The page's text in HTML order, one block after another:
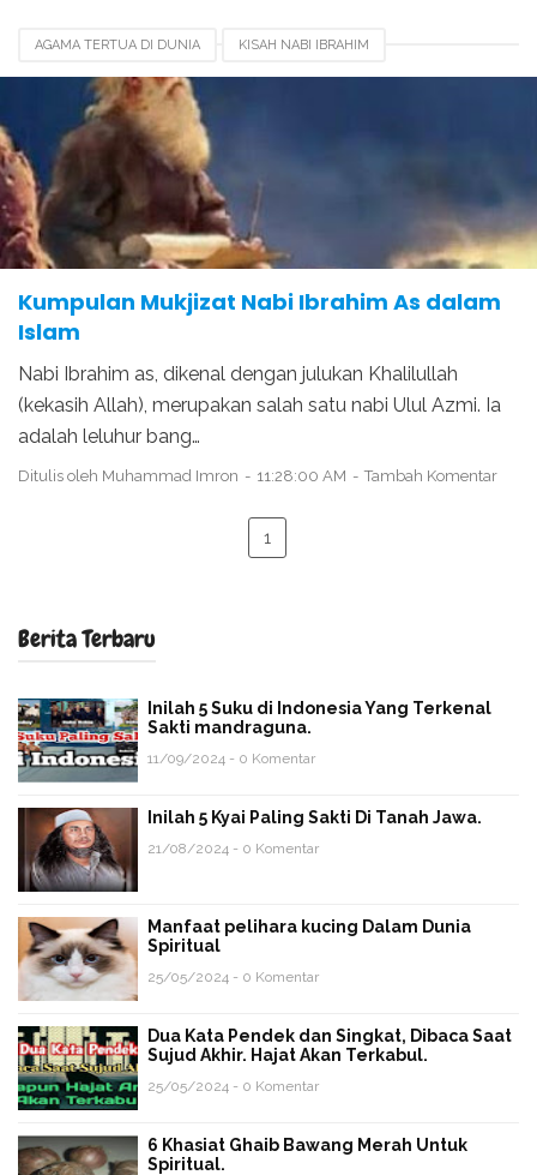
AGAMA TERTUA DI DUNIA KISAH NABI IBRAHIM
KUMPULAN MUKJIZAT NABI IBRAHIM
KUMPULAN MUKJIZAT NABI ISA
MUKJIZAT NABI ISMAIL
Kumpulan Mukjizat Nabi Ibrahim As dalam
Islam
Nabi Ibrahim as, dikenal dengan julukan Khalilullah
(kekasih Allah), merupakan salah satu nabi Ulul Azmi. Ia
adalah leluhur bang…
Ditulis oleh Muhammad Imron 11:28:00 AM Tambah Komentar
1
Berita Terbaru
Inilah 5 Suku di Indonesia Yang Terkenal
Sakti mandraguna.
11/09/2024 - 0 Komentar
Inilah 5 Kyai Paling Sakti Di Tanah Jawa.
21/08/2024 - 0 Komentar
Manfaat pelihara kucing Dalam Dunia
Spiritual
25/05/2024 - 0 Komentar
Dua Kata Pendek dan Singkat, Dibaca Saat
Sujud Akhir. Hajat Akan Terkabul.
25/05/2024 - 0 Komentar
6 Khasiat Ghaib Bawang Merah Untuk
Spiritual.